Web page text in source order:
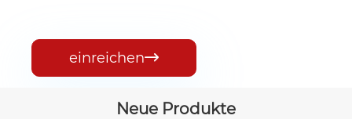
einreichen
Neue Produkte